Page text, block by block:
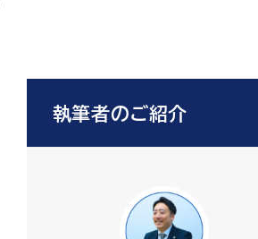
執筆者のご紹介